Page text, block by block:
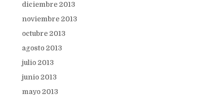
diciembre 2013
noviembre 2013
octubre 2013
agosto 2013
julio 2013
junio 2013
mayo 2013